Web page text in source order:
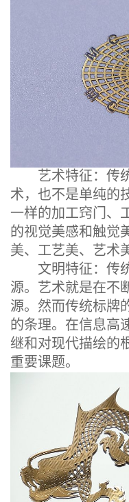
艺术特征：传统
术，也不是单纯的
一样的加工窍门、
的视觉美感和触觉
美、工艺美、艺术
文明特征：传统
源。艺术就是在不
源。然而传统标牌
的条理。在信息高
继和对现代描绘的
重要课题。